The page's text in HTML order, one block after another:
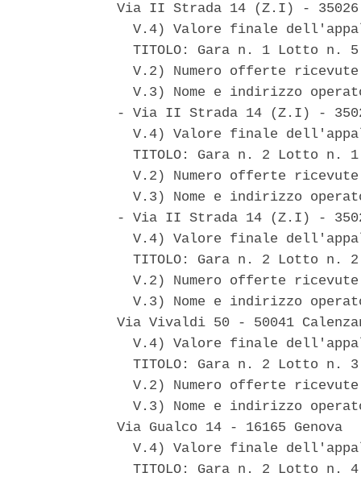
Via II Strada 14 (Z.I) - 35026
V.4) Valore finale
TITOLO: Gara n. 1 Lotto n.
V.2) Numero offerte
V.3) Nome e indirizzo
- Via II Strada 14 (Z.I) -
V.4) Valore finale
TITOLO: Gara n. 2 Lotto n.
V.2) Numero offerte
V.3) Nome e indirizzo
- Via II Strada 14 (Z.I) -
V.4) Valore finale
TITOLO: Gara n. 2 Lotto n.
V.2) Numero offerte
V.3) Nome e indirizzo
Via Vivaldi 50 - 50041
V.4) Valore finale
TITOLO: Gara n. 2 Lotto n.
V.2) Numero offerte
V.3) Nome e indirizzo
Via Gualco 14 - 16165 Genova
V.4) Valore finale
TITOLO: Gara n. 2 Lotto n.